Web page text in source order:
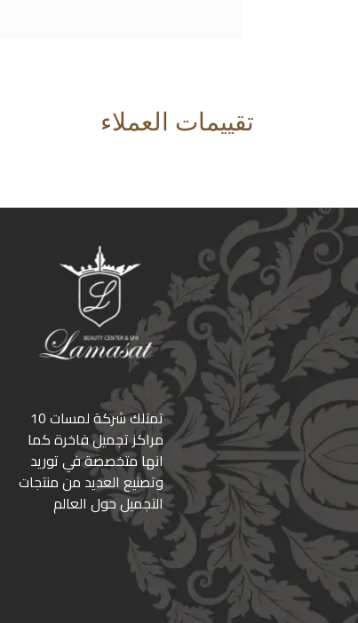
تقييمات العملاء
ﺗﻤﺘﻠﻚ ﺷﺮﻛﺔ ﻟﻤﺴﺎت 10
ﻣﺮاﻛﺰ ﺗﺠﻤﻴﻞ ﻓﺎﺧﺮة كما
انها ﻣﺘﺨﺼﺼﺔ ﻓﻲ ﺗﻮرﻳﺪ
وﺗﺼﻨﻴﻊ اﻟﻌﺪﻳﺪ ﻣﻦ ﻣﻨﺘﺠﺎت
اﻟﺘﺠﻤﻴﻞ ﺣﻮل اﻟﻌﺎﻟﻢ